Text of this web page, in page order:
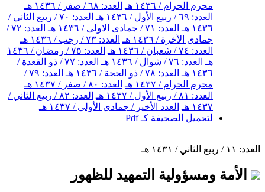
محرم الحرام / ١٤٣٦ هـ
العدد: ٦٨ / صفر / ١٤٣٦ هـ
العدد: ٦٩ / ربيع الأول / ١٤٣٦ هـ
العدد: ٧٠ / ربيع الثاني /
١٤٣٦ هـ
العدد: ٧١ / جمادى الاولى / ١٤٣٦ هـ
العدد: ٧٢ /
جمادى الآخرة / ١٤٣٦ هـ
العدد: ٧٣ / رجب / ١٤٣٦ هـ
العدد: ٧٤ / شعبان / ١٤٣٦ هـ
العدد: ٧٥ / رمضان / ١٤٣٦
هـ العدد: ٧٦ / شوال / ١٤٣٦ هـ
العدد: ٧٧ / ذو القعدة /
١٤٣٦ هـ
العدد: ٧٨ / ذو الحجة / ١٤٣٦ هـ
العدد: ٧٩ /
محرم الحرام / ١٤٣٧ هـ
العدد: ٨٠ / صفر / ١٤٣٧ هـ
العدد: ٨١ / ربيع الأول / ١٤٣٧ هـ
العدد: ٨٢ / ربيع الثاني /
١٤٣٧ هـ
العدد الأخير / جمادى الأولى / ١٤٣٧ هـ
لتحميل الصحيفة كـ Pdf
العدد: ١١ / ربيع الثاني / ١٤٣١ هـ
الأمة ومسؤولية التمهيد للظهور